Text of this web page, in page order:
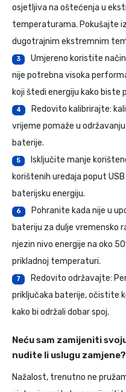
osjetljiva na oštećenja u
temperaturama. Pokušajte
dugotrajnim ekstremnim
3
Umjereno koristite
nije potrebna visoka
koji štedi energiju kako biste
4
Redovito kalibrirajte:
vrijeme pomaže u
baterije.
5
Isključite manje
korištenih uređaja poput
baterijsku energiju.
6
Pohranite kada nije u
bateriju za dulje vremensko
njezin nivo energije na oko
prikladnoj temperaturi.
7
Redovito održavajte:
priključaka baterije, očistite
kako bi održali dobar spoj.
Neću sam zamijeniti
nudite li uslugu zamjene?
Nažalost, trenutno ne